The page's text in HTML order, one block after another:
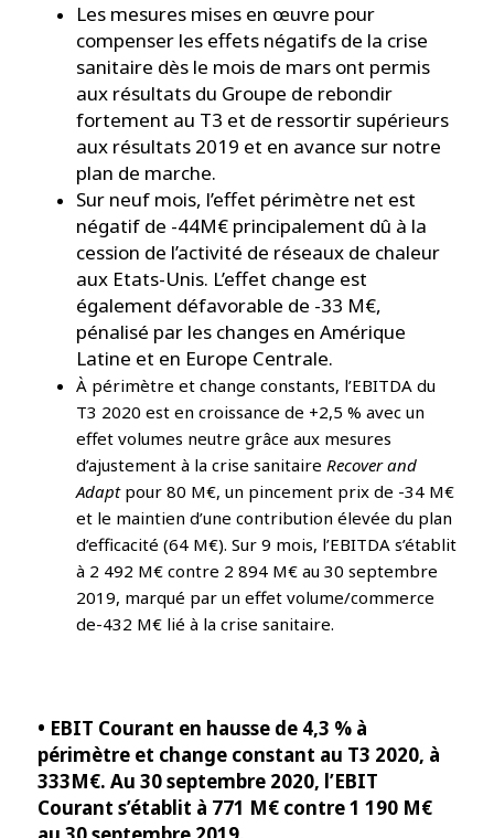
Les mesures mises en œuvre pour
compenser les effets négatifs de la crise
sanitaire dès le mois de mars ont permis
aux résultats du Groupe de rebondir
fortement au T3 et de ressortir supérieurs
aux résultats 2019 et en avance sur notre
plan de marche.
Sur neuf mois, l’effet périmètre net est
négatif de -44M€ principalement dû à la
cession de l’activité de réseaux de chaleur
aux Etats-Unis. L’effet change est
également défavorable de -33 M€,
pénalisé par les changes en Amérique
Latine et en Europe Centrale.
À périmètre et change constants, l’EBITDA du
T3 2020 est en croissance de +2,5 % avec un
effet volumes neutre grâce aux mesures
d’ajustement à la crise sanitaire Recover and
Adaptpour 80 M€, un pincement prix de -34 M€
et le maintien d’une contribution élevée du plan
d’efficacité (64 M€). Sur 9 mois, l’EBITDA s’établit
à 2 492 M€ contre 2 894 M€ au 30 septembre
2019, marqué par un effet volume/commerce
de-432 M€ lié à la crise sanitaire.
• EBIT Courant en hausse de 4,3 % à
périmètre et change constant au T3 2020, à
333M€. Au 30 septembre 2020, l’EBIT
Courant s’établit à 771 M€ contre 1 190 M€